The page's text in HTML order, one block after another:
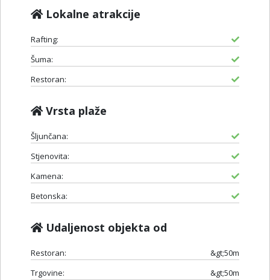
Lokalne atrakcije
Rafting:
Šuma:
Restoran:
Vrsta plaže
Šljunčana:
Stjenovita:
Kamena:
Betonska:
Udaljenost objekta od
Restoran:
&gt;50m
Trgovine:
&gt;50m